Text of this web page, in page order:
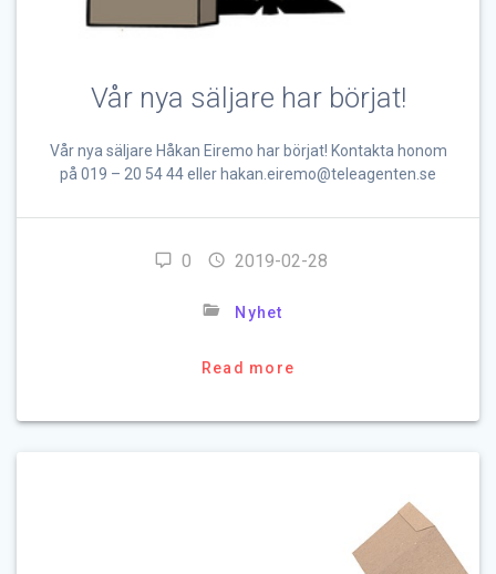
Vår nya säljare har börjat!
Vår nya säljare Håkan Eiremo har börjat! Kontakta honom
på 019 – 20 54 44 eller hakan.eiremo@teleagenten.se
0 2019-02-28
Nyhet
Read more